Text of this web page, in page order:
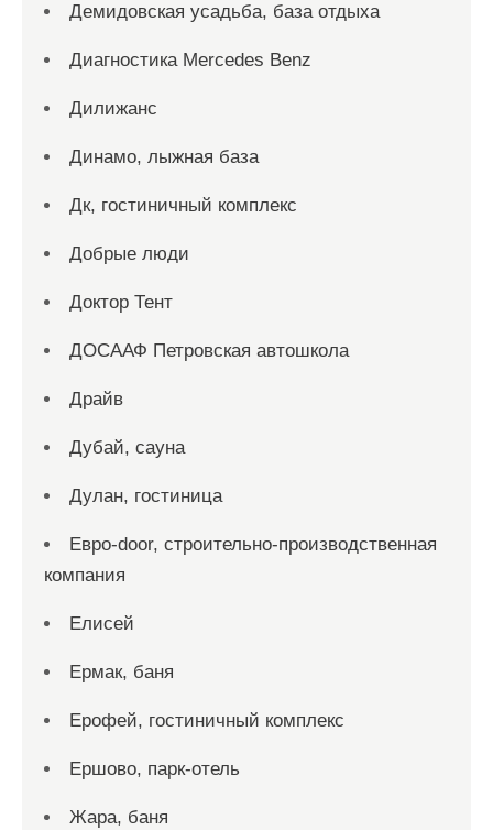
Демидовская усадьба, база отдыха
Диагностика Mercedes Benz
Дилижанс
Динамо, лыжная база
Дк, гостиничный комплекс
Добрые люди
Доктор Тент
ДОСААФ Петровская автошкола
Драйв
Дубай, сауна
Дулан, гостиница
Евро-door, строительно-производственная
компания
Елисей
Ермак, баня
Ерофей, гостиничный комплекс
Ершово, парк-отель
Жара, баня